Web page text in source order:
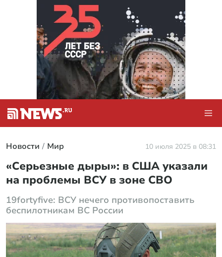
Новости Мир 10 июля 2025 в 08:31
«Серьезные дыры»: в США указали
на проблемы ВСУ в зоне СВО
19fortyfive: ВСУ нечего противопоставить
беспилотникам ВС России